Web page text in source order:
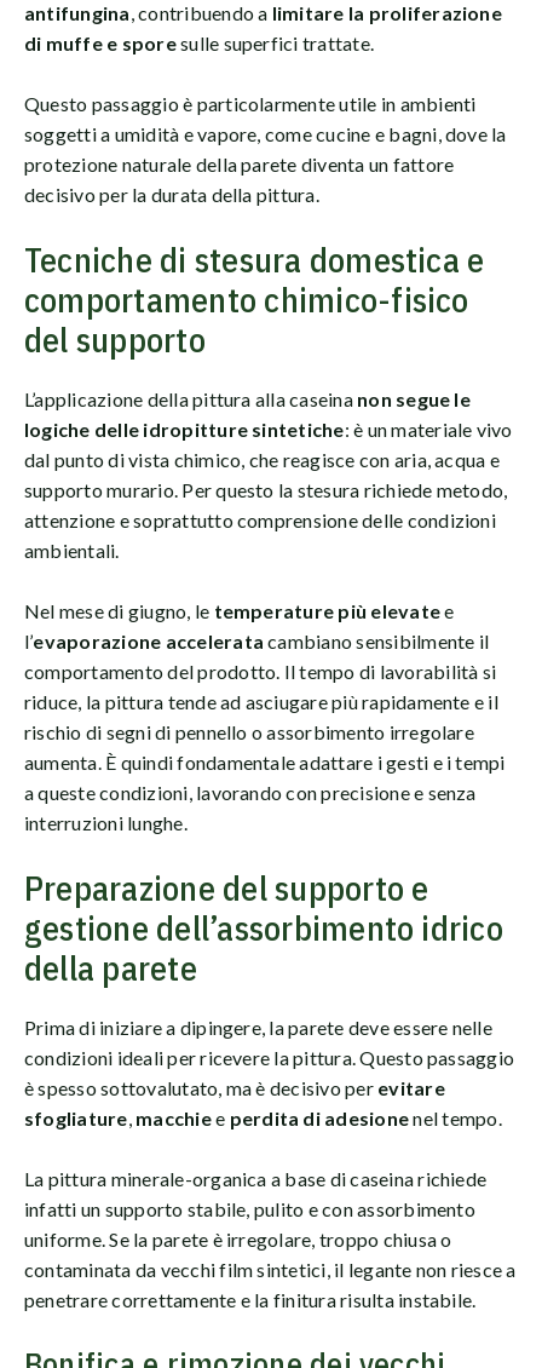
antifungina, contribuendo a limitare la proliferazione
di muffe e sporesulle superfici trattate.
Questo passaggio è particolarmente utile in ambienti
soggetti a umidità e vapore, come cucine e bagni, dove la
protezione naturale della parete diventa un fattore
decisivo per la durata della pittura.
Tecniche di stesura domestica e
comportamento chimico-fisico
del supporto
L’applicazione della pittura alla caseina non segue le
logiche delle idropitture sintetiche: è un materiale vivo
dal punto di vista chimico, che reagisce con aria, acqua e
supporto murario. Per questo la stesura richiede metodo,
attenzione e soprattutto comprensione delle condizioni
ambientali.
Nel mese di giugno, le temperature più elevatee
l’evaporazione accelerata cambiano sensibilmente il
comportamento del prodotto. Il tempo di lavorabilità si
riduce, la pittura tende ad asciugare più rapidamente e il
rischio di segni di pennello o assorbimento irregolare
aumenta. È quindi fondamentale adattare i gesti e i tempi
a queste condizioni, lavorando con precisione e senza
interruzioni lunghe.
Preparazione del supporto e
gestione dell’assorbimento idrico
della parete
Prima di iniziare a dipingere, la parete deve essere nelle
condizioni ideali per ricevere la pittura. Questo passaggio
è spesso sottovalutato, ma è decisivo per evitare
sfogliature, macchiee perdita di adesionenel tempo.
La pittura minerale-organica a base di caseina richiede
infatti un supporto stabile, pulito e con assorbimento
uniforme. Se la parete è irregolare, troppo chiusa o
contaminata da vecchi film sintetici, il legante non riesce a
penetrare correttamente e la finitura risulta instabile.